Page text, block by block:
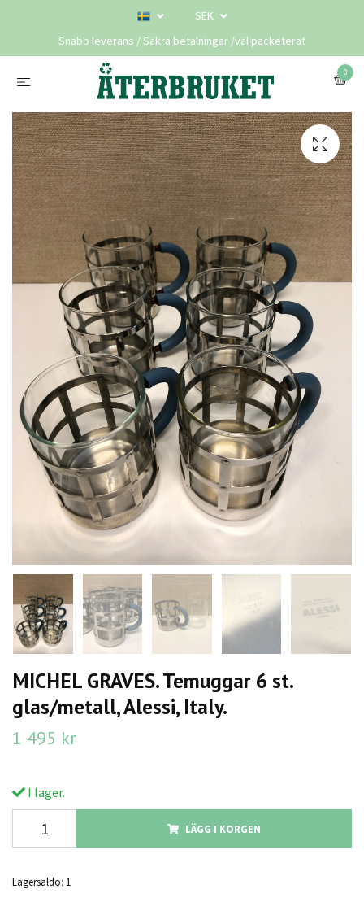
SEK
Snabb leverans / Säkra betalningar /väl packeterat
0
MICHEL GRAVES. Temuggar 6 st.
glas/metall, Alessi, Italy.
1 495 kr
I lager.
LÄGG I KORGEN
Lagersaldo: 1